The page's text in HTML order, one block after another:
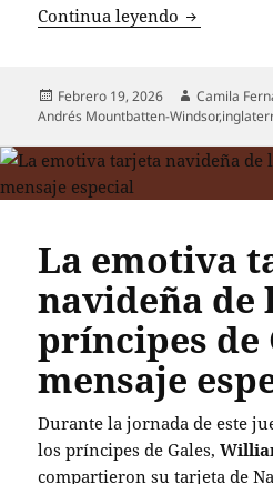
Continua leyendo La caída
Publicado
el
Febrero 19, 2026 Autor
Camila
Andrés Mountbatten-Windsor,
La emotiva
navideña de
príncipes de
mensaje
Durante la jornada de este
los príncipes de Gales,
compartieron su tarjeta de